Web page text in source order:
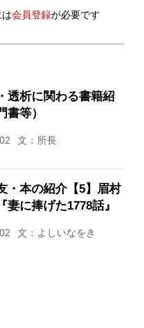
会員登録が必要です
透析に関わる書籍紹
書等）
文：所長
・本の紹介【5】眉村
妻に捧げた1778話』
文：よしいなをき